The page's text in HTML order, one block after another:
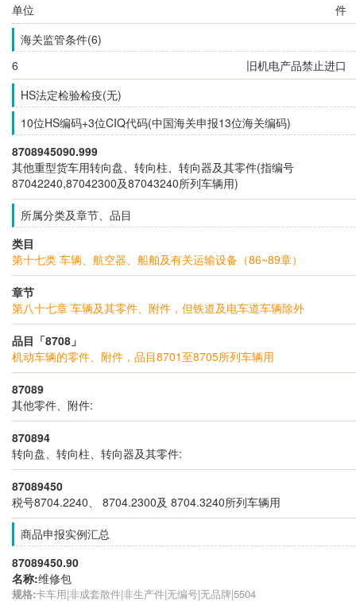
单位
件
海关监管条件(6)
6
旧机电产品禁止进口
HS法定检验检疫(无)
10位HS编码+3位CIQ代码(中国海关申报13位海关编码)
8708945090.999
其他重型货车用转向盘、转向柱、转向器及其零件(指编号
87042240,87042300及87043240所列车辆用)
所属分类及章节、品目
类目
第十七类 车辆、航空器、船舶及有关运输设备（86~89章）
章节
第八十七章 车辆及其零件、附件，但铁道及电车道车辆除外
品目「8708」
机动车辆的零件、附件，品目8701至8705所列车辆用
87089
其他零件、附件:
870894
转向盘、转向柱、转向器及其零件:
87089450
税号8704.2240、 8704.2300及 8704.3240所列车辆用
商品申报实例汇总
87089450.90
名称:维修包
规格:卡车用|非成套散件|非生产件|无编号|无品牌|5504